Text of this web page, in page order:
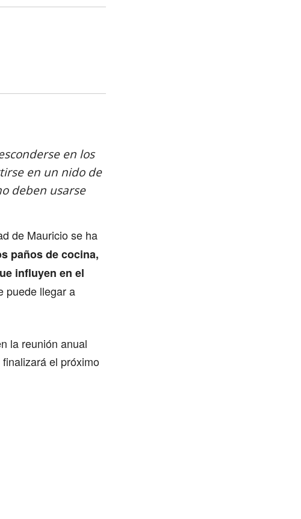
en los
en un nido de
deben usarse
de Mauricio se ha
paños de cocina,
influyen en el
puede llegar a
la reunión anual
el próximo